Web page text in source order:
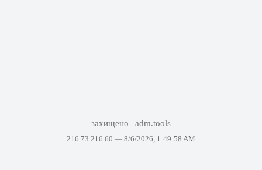
захищено adm.tools
216.73.216.60 — 8/6/2026, 1:49:58 AM